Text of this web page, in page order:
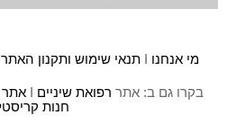
מי אנחנו תנאי שימוש ותקנון האתר
בקרו גם ב: אתר רפואת שיניים אתר
חנות